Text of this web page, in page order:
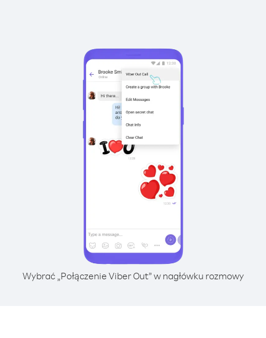
Wybrać „Połączenie Viber Out” w nagłówku rozmowy